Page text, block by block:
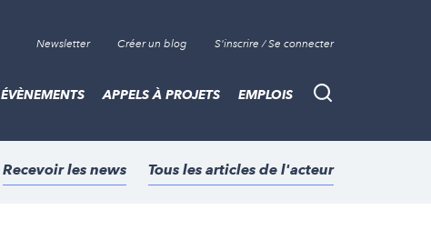
Newsletter Créer un blog S'inscrire / Se connecter
Recherche
ÉVÈNEMENTS APPELS À PROJETS EMPLOIS
Recevoir les news Tous les articles de l'acteur